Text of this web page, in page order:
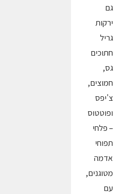
גם
ירקות
גריל
חתוכים
גס,
חמוצים,
צ'יפס
ופוטטוס
– פלחי
תפוחי
אדמה
מטוגנים,
עם